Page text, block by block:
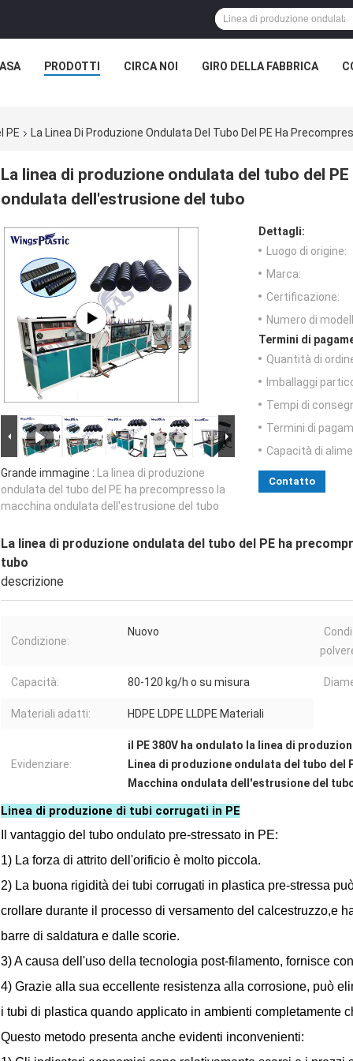
PRODOTTI CIRCA NOI GIRO DELLA FABBRICA
PE La Linea Di Produzione Ondulata Del Tubo Del PE Ha
La linea di produzione ondulata del tubo del
ondulata dell'estrusione del tubo
Grande immagine : La linea di produzione
ondulata del tubo del PE ha precompresso la
macchina ondulata dell'estrusione del tubo
Dettagli:
Luogo di origine:
Marca:
Certificazione:
Numero di
Termini di
Quantità di
Imballaggi
Tempi di
Termini di
Capacità di
Contatto
La linea di produzione ondulata del tubo del PE ha
tubo
descrizione
Condizione:
Nuovo
Capacità: 80-120 kg/h o su misura
Materiali adatti: HDPE LDPE LLDPE Materiali
Evidenziare:
il PE 380V ha ondulato la linea di
Linea di produzione ondulata del tubo del
Macchina ondulata dell'estrusione del
Linea di produzione di tubi corrugati in PE
Il vantaggio del tubo ondulato pre-stressato in PE:
1) La forza di attrito dell'orificio è molto piccola.
2) La buona rigidità dei tubi corrugati in plastica pre-stressa
crollare durante il processo di versamento del calcestruzzo,e
barre di saldatura e dalle scorie.
3) A causa dell'uso della tecnologia post-filamento, fornisce
4) Grazie alla sua eccellente resistenza alla corrosione, può
i tubi di plastica quando applicato in ambienti completamente
Questo metodo presenta anche evidenti inconvenienti: